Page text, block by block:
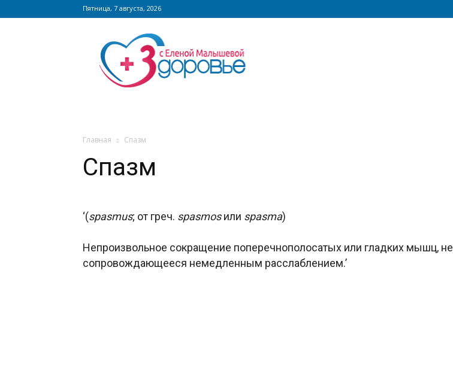
Пятница, 7 августа, 2026
Сайт
zdorovieinfo.ru
крупнейший
медицинский
Главная Спазм
Спазм
‘(spasmus; от греч. spasmosили spasma)
Непроизвольное сокращение поперечнополосатых или гладких мышц, не
сопровождающееся немедленным расслаблением.’